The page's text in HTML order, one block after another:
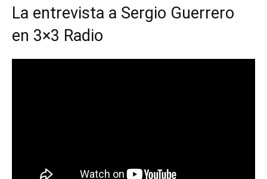
La entrevista a Sergio Guerrero
en 3×3 Radio